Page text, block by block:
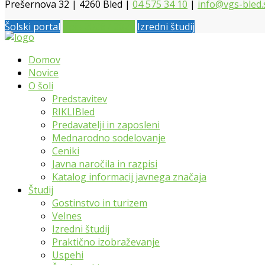
Prešernova 32 | 4260 Bled | 04 575 34 10 | info@vgs-
Šolski portal
Izredni študij
Domov
Novice
O šoli
Predstavitev
RIKLIBled
Predavatelji in zaposleni
Mednarodno sodelovanje
Ceniki
Javna naročila in razpisi
Katalog informacij javnega značaja
Študij
Gostinstvo in turizem
Velnes
Izredni študij
Praktično izobraževanje
Uspehi